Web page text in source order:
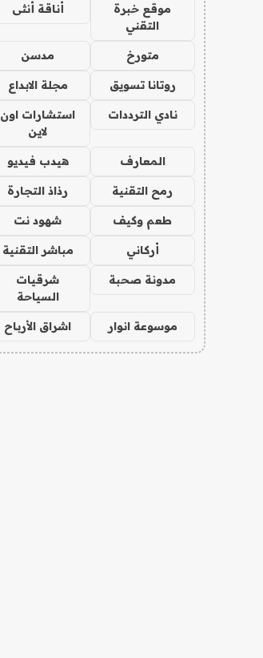
موقع خبرة
التقني
أناقة أنثى
متورخ مدسن
روتانا تسويق مجلة الابداع
نادي الترددات
استشارات اون
لاين
المعارف هيدب فيديو
رمح التقنية رذاذ التجارة
طعم وكيف شهود نت
أركاني مباشر التقنية
مدونة صحبة
شرقيات
السياحة
موسوعة انوار اشراق الأرباح